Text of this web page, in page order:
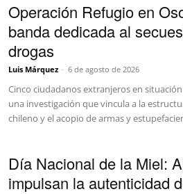
Operación Refugio en
banda dedicada al
drogas
Luis Márquez - 6 de agosto de 2026
Cinco ciudadanos extranjeros en
una investigación que vincula a la
chileno y el acopio de armas y
Día Nacional de la Miel:
impulsan la autenticidad